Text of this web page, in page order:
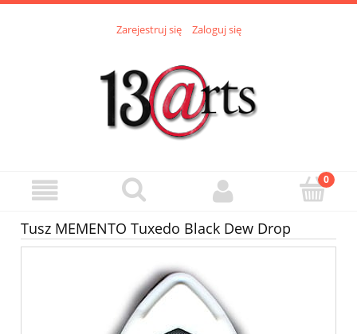
Zarejestruj się Zaloguj się
Tusz MEMENTO Tuxedo Black Dew Drop